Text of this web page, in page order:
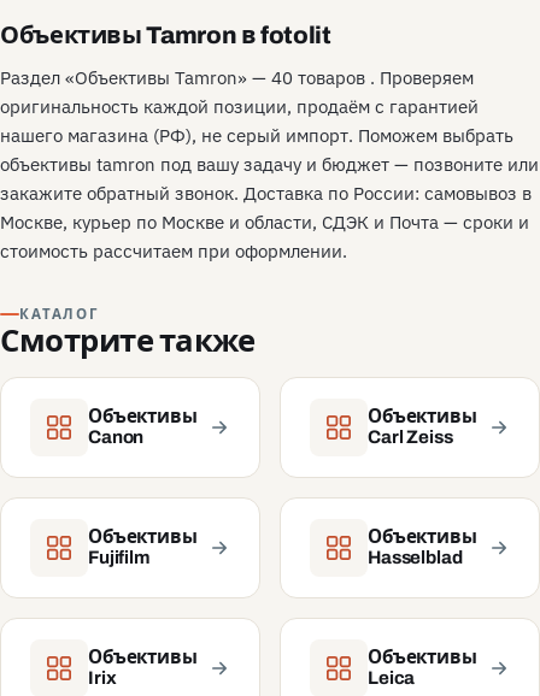
Объективы Tamron в fotolit
Раздел «Объективы Tamron» — 40 товаров . Проверяем
оригинальность каждой позиции, продаём с гарантией
нашего магазина (РФ), не серый импорт. Поможем выбрать
объективы tamron под вашу задачу и бюджет — позвоните или
закажите обратный звонок. Доставка по России: самовывоз в
Москве, курьер по Москве и области, СДЭК и Почта — сроки и
стоимость рассчитаем при оформлении.
КАТАЛОГ
Смотрите также
Объективы
Canon
Объективы
Carl Zeiss
Объективы
Fujifilm
Объективы
Hasselblad
Объективы
Irix
Объективы
Leica